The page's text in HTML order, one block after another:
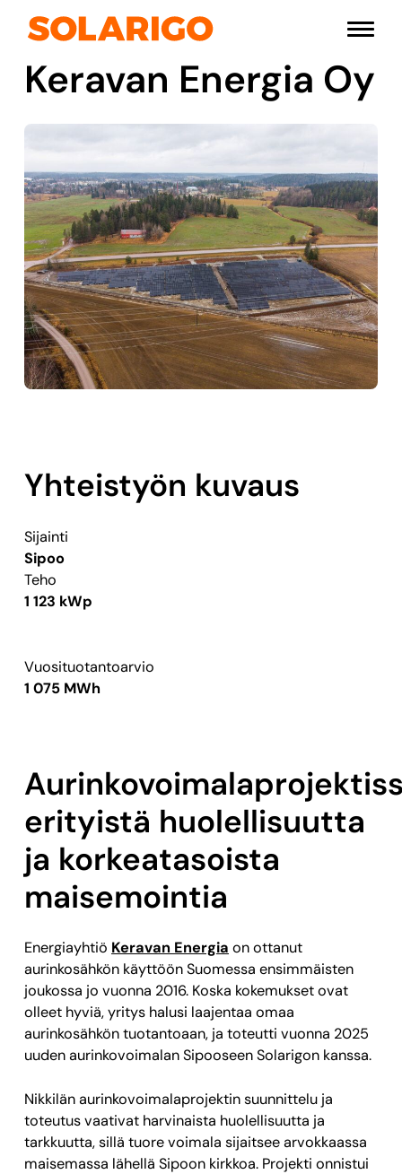
sisältöön
Solarigo
Keravan Energia Oy
Yhteistyön kuvaus
Sijainti
Sipoo
Teho
1 123 kWp
Vuosituotantoarvio
1 075 MWh
erityistä huolellisuutta
ja korkeatasoista
maisemointia
Energiayhtiö Keravan Energia on ottanut
aurinkosähkön käyttöön Suomessa ensimmäisten
joukossa jo vuonna 2016. Koska kokemukset ovat
olleet hyviä, yritys halusi laajentaa omaa
aurinkosähkön tuotantoaan, ja toteutti vuonna 2025
uuden aurinkovoimalan Sipooseen Solarigon kanssa.
Nikkilän aurinkovoimalaprojektin suunnittelu ja
toteutus vaativat harvinaista huolellisuutta ja
tarkkuutta, sillä tuore voimala sijaitsee arvokkaassa
maisemassa lähellä Sipoon kirkkoa. Projekti onnistui